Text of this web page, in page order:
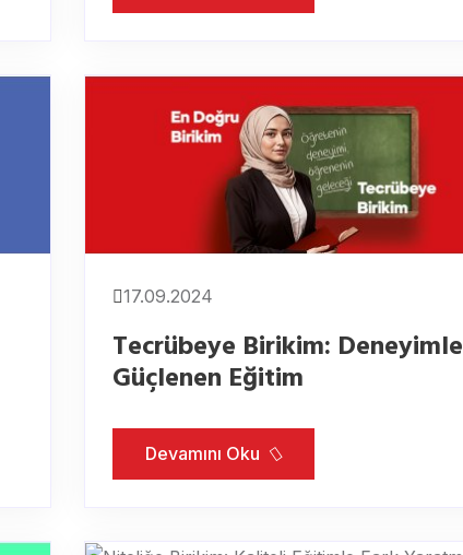
17.09.2024
Tecrübeye Birikim: Deneyimle
Güçlenen Eğitim
Devamını Oku